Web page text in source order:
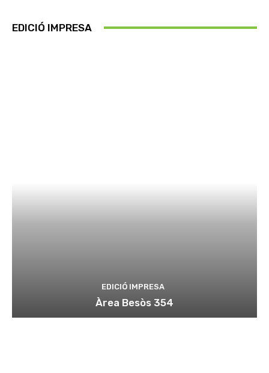
EDICIÓ IMPRESA
EDICIÓ IMPRESA
Àrea Besòs 354